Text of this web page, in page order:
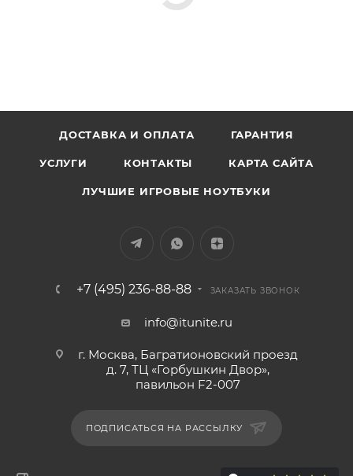
ДОСТАВКА И ОПЛАТА ГАРАНТИЯ
УСЛУГИ КОНТАКТЫ КАРТА САЙТА
ЛУЧШИЕ ИГРОВЫЕ НОУТБУКИ
+7 (495) 236-88-88 ЗАКАЗАТЬ ЗВОНОК
info@itunite.ru
г. Москва, Багратионовский проезд
д. 7, ТЦ «Горбушкин Двор»,
павильон F2-007
ПОДПИСАТЬСЯ НА РАССЫЛКУ